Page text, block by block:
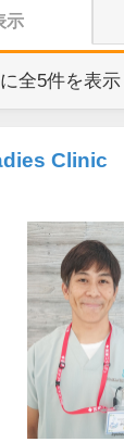
示
全5件を表示
Clinic